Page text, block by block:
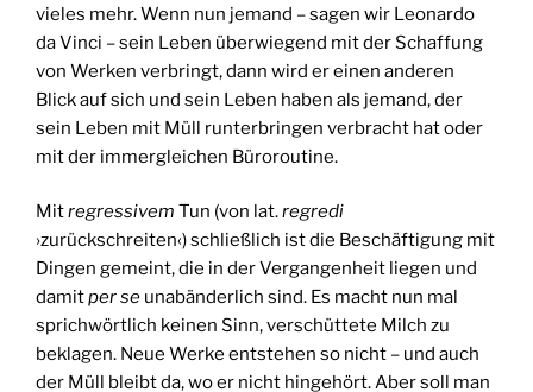
vieles mehr. Wenn nun jemand – sagen wir Leonardo
da Vinci – sein Leben überwiegend mit der Schaffung
von Werken verbringt, dann wird er einen anderen
Blick auf sich und sein Leben haben als jemand, der
sein Leben mit Müll runterbringen verbracht hat oder
mit der immergleichen Büroroutine.
Mitregressivem Tun (von lat.regredi
›zurückschreiten‹) schließlich ist die Beschäftigung mit
Dingen gemeint, die in der Vergangenheit liegen und
damitper se unabänderlich sind. Es macht nun mal
sprichwörtlich keinen Sinn, verschüttete Milch zu
beklagen. Neue Werke entstehen so nicht – und auch
der Müll bleibt da, wo er nicht hingehört. Aber soll man